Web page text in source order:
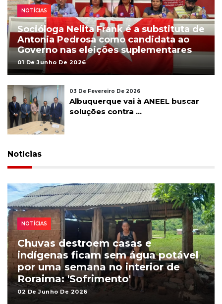
NOTÍCIAS
Socióloga Nelita Frank é a substituta de
Antonia Pedrosa como candidata ao
Governo nas eleições suplementares
01 De Junho De 2026
03 De Fevereiro De 2026
Albuquerque vai à ANEEL buscar
soluções contra ...
Notícias
NOTÍCIAS
Chuvas destroem casas e
indígenas ficam sem água potável
por uma semana no interior de
Roraima: 'Sofrimento'
02 De Junho De 2026